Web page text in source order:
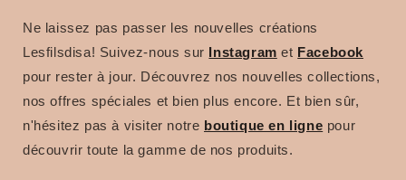
Ne laissez pas passer les nouvelles créations
Lesfilsdisa! Suivez-nous sur Instagram et Facebook
pour rester à jour. Découvrez nos nouvelles collections,
nos offres spéciales et bien plus encore. Et bien sûr,
n'hésitez pas à visiter notre boutique en ligne pour
découvrir toute la gamme de nos produits.